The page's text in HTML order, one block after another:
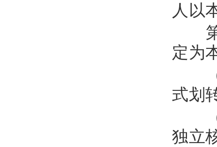
人以
定为
式划
独立